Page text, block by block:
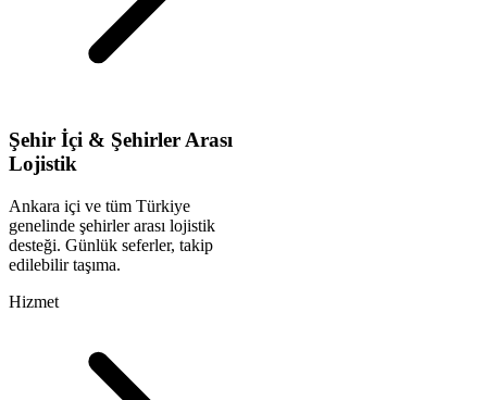
Şehir İçi & Şehirler Arası
Lojistik
Ankara içi ve tüm Türkiye
genelinde şehirler arası lojistik
desteği. Günlük seferler, takip
edilebilir taşıma.
Hizmet